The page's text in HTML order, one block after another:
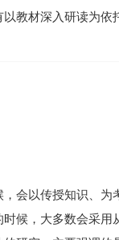
教材深入研读为依
会以传授知识、为
候，大多数会采